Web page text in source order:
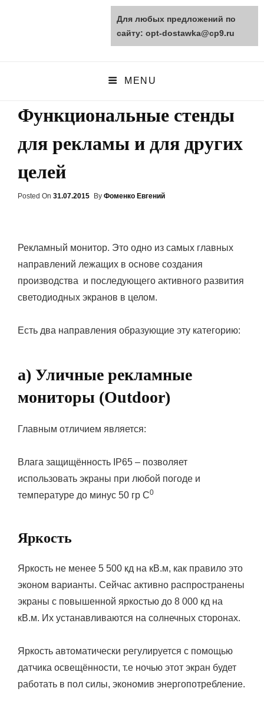
opt-dostawka.ru
MENU
Функциональные стенды
для рекламы и для других
целей
Posted On Posted
31.07.2015 By Фоменко Евгений
Рекламный монитор. Это одно из самых главных
направлений лежащих в основе создания
производства и последующего активного развития
светодиодных экранов в целом.
Есть два направления образующие эту категорию:
а) Уличные рекламные
мониторы (Outdoor)
Главным отличием является:
Влага защищённость IP65 – позволяет
использовать экраны при любой погоде и
температуре до минус 50 гр С0
Яркость
Яркость не менее 5 500 кд на кВ.м, как правило это
эконом варианты. Сейчас активно распространены
экраны с повышенной яркостью до 8 000 кд на
кВ.м. Их устанавливаются на солнечных сторонах.
Яркость автоматически регулируется с помощью
датчика освещённости, т.е ночью этот экран будет
работать в пол силы, экономив энергопотребление.
Для любых предложений по
сайту: opt-dostawka@cp9.ru